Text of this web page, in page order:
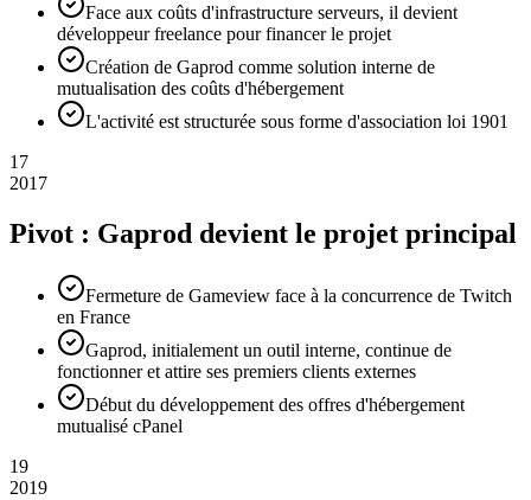
Face aux coûts d'infrastructure serveurs, il devient
développeur freelance pour financer le projet
Création de Gaprod comme solution interne de
mutualisation des coûts d'hébergement
L'activité est structurée sous forme d'association loi 1901
17
2017
Pivot : Gaprod devient le projet principal
Fermeture de Gameview face à la concurrence de Twitch
en France
Gaprod, initialement un outil interne, continue de
fonctionner et attire ses premiers clients externes
Début du développement des offres d'hébergement
mutualisé cPanel
19
2019